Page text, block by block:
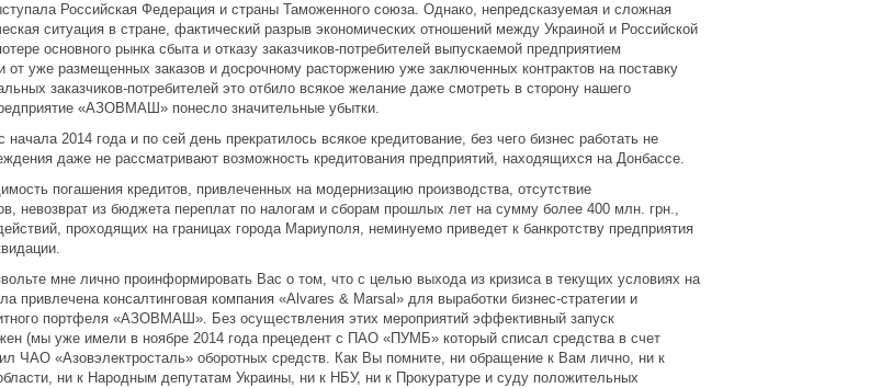
Российская Федерация и страны Таможенного союза. Однако, непредсказуемая и сложная
ситуация в стране, фактический разрыв экономических отношений между Украиной и Российской
основного рынка сбыта и отказу заказчиков-потребителей выпускаемой предприятием
уже размещенных заказов и досрочному расторжению уже заключенных контрактов на поставку
заказчиков-потребителей это отбило всякое желание даже смотреть в сторону нашего
«АЗОВМАШ» понесло значительные убытки.
начала 2014 года и по сей день прекратилось всякое кредитование, без чего бизнес работать не
даже не рассматривают возможность кредитования предприятий, находящихся на Донбассе.
погашения кредитов, привлеченных на модернизацию производства, отсутствие
невозврат из бюджета переплат по налогам и сборам прошлых лет на сумму более 400 млн. грн.,
проходящих на границах города Мариуполя, неминуемо приведет к банкротству предприятия
мне лично проинформировать Вас о том, что с целью выхода из кризиса в текущих условиях на
привлечена консалтинговая компания «Alvares & Marsal» для выработки бизнес-стратегии и
портфеля «АЗОВМАШ». Без осуществления этих мероприятий эффективный запуск
(мы уже имели в ноябре 2014 года прецедент с ПАО «ПУМБ» который списал средства в счет
ЧАО «Азовэлектросталь» оборотных средств. Как Вы помните, ни обращение к Вам лично, ни к
ни к Народным депутатам Украины, ни к НБУ, ни к Прокуратуре и суду положительных